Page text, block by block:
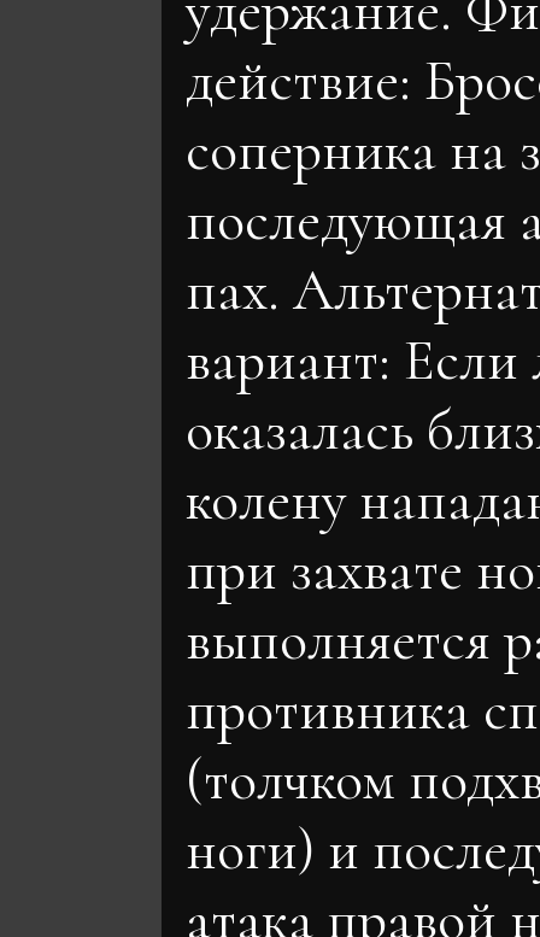
действие:
соперника на
последующая
пах.
вариант: Если
оказалась
колену
при захвате
выполняется
противника
(толчком
ноги) и
атака правой